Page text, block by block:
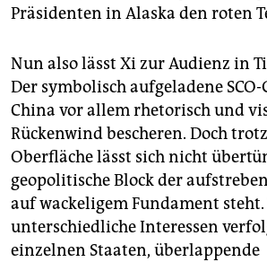
Präsidenten in Alaska den roten
Nun also lässt Xi zur Audienz in
Der symbolisch aufgeladene
China vor allem rhetorisch und
Rückenwind bescheren. Doch
Oberfläche lässt sich nicht
geopolitische Block der
auf wackeligem Fundament steht.
unterschiedliche Interessen
einzelnen Staaten, überlappende